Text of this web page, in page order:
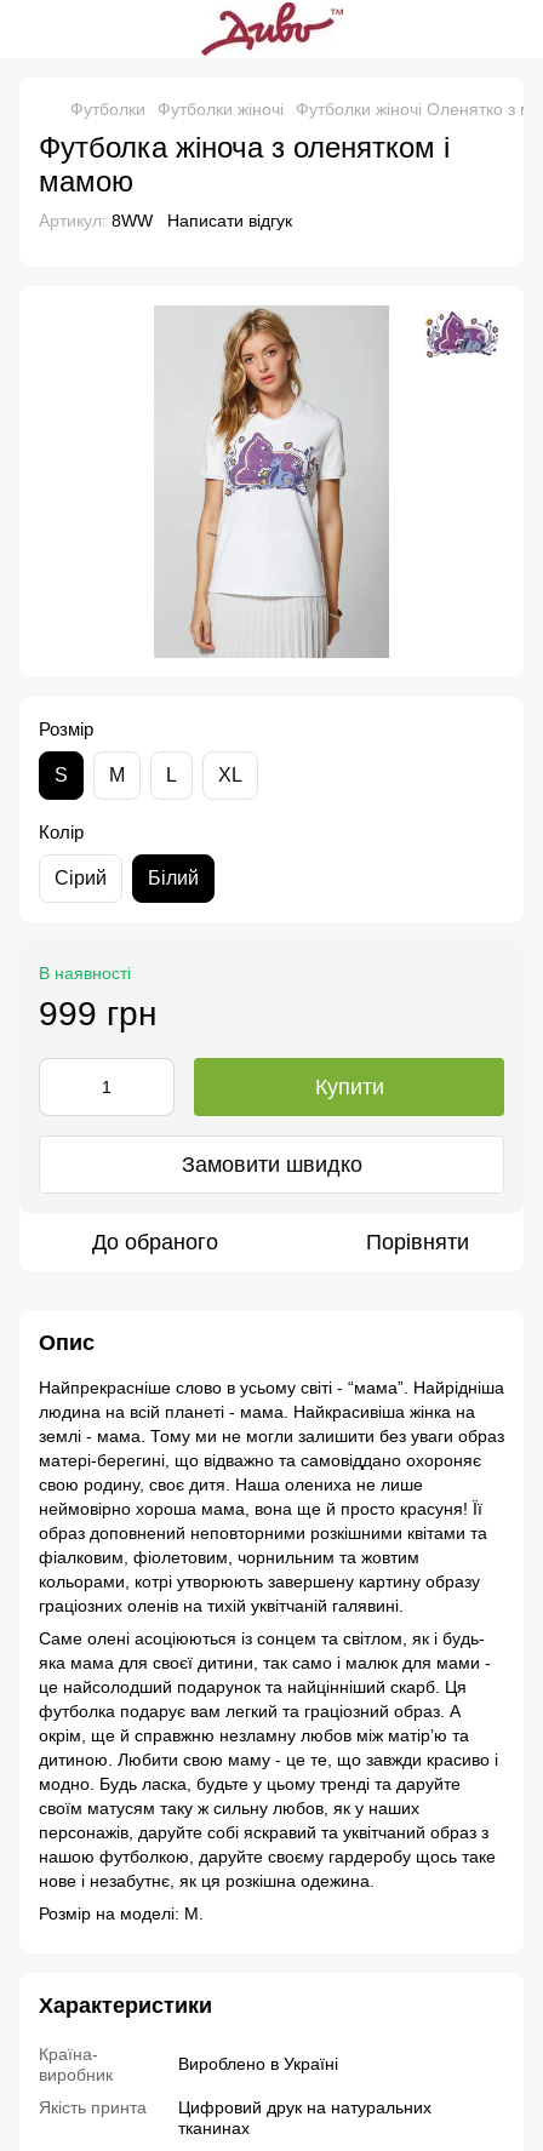
Футболки Футболки жіночі Футболки жіночі Оленятко з
Футболка жіноча з оленятком і
мамою
Артикул: 8WW Написати відгук
Розмір
S M L XL
Колір
Сірий Білий
В наявності
999 грн
Купити
Замовити швидко
До обраного Порівняти
Опис
Найпрекрасніше слово в усьому світі - “мама”. Найрідніша
людина на всій планеті - мама. Найкрасивіша жінка на
землі - мама. Тому ми не могли залишити без уваги образ
матері-берегині, що відважно та самовіддано охороняє
свою родину, своє дитя. Наша олениха не лише
неймовірно хороша мама, вона ще й просто красуня! Її
образ доповнений неповторними розкішними квітами та
фіалковим, фіолетовим, чорнильним та жовтим
кольорами, котрі утворюють завершену картину образу
граціозних оленів на тихій уквітчаній галявині.
Саме олені асоціюються із сонцем та світлом, як і будь-
яка мама для своєї дитини, так само і малюк для мами -
це найсолодший подарунок та найцінніший скарб. Ця
футболка подарує вам легкий та граціозний образ. А
окрім, ще й справжню незламну любов між матір’ю та
дитиною. Любити свою маму - це те, що завжди красиво і
модно. Будь ласка, будьте у цьому тренді та даруйте
своїм матусям таку ж сильну любов, як у наших
персонажів, даруйте собі яскравий та уквітчаний образ з
нашою футболкою, даруйте своєму гардеробу щось таке
нове і незабутнє, як ця розкішна одежина.
Розмір на моделі: М.
Характеристики
Країна-
виробник
Вироблено в Україні
Якість принта
Цифровий друк на натуральних
тканинах